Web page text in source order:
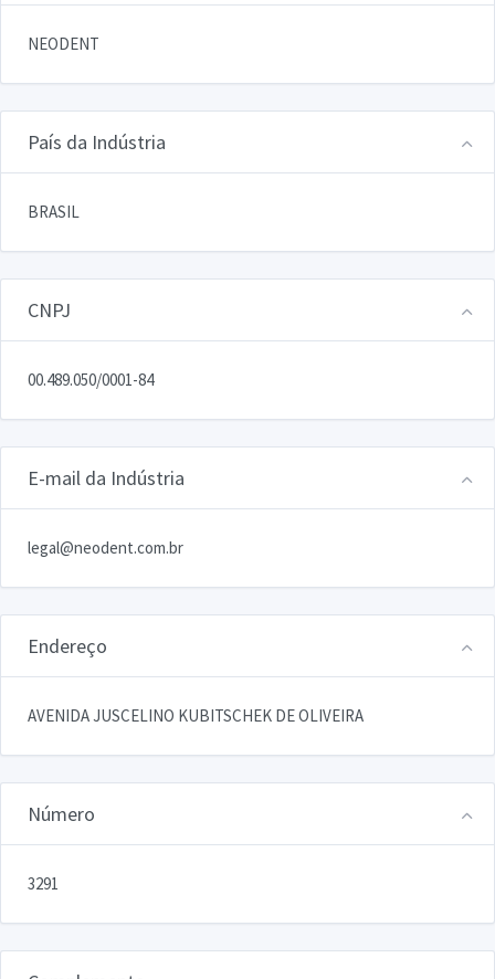
NEODENT
País da Indústria
BRASIL
CNPJ
00.489.050/0001-84
E-mail da Indústria
legal@neodent.com.br
Endereço
AVENIDA JUSCELINO KUBITSCHEK DE OLIVEIRA
Número
3291